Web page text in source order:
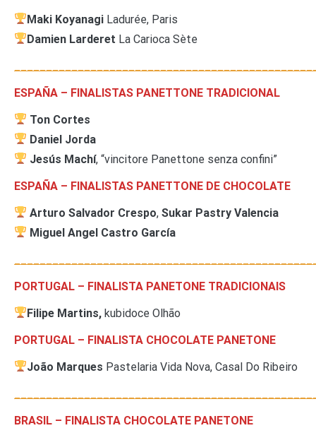
Maki Koyanagi Ladurée, Paris
Damien Larderet La Carioca Sète
ESPAÑA – FINALISTAS PANETTONE TRADICIONAL
Ton Cortes
Daniel Jorda
Jesús Machí, “vincitore Panettone senza confini”
ESPAÑA – FINALISTAS PANETTONE DE CHOCOLATE
Arturo Salvador Crespo,Sukar Pastry Valencia
Miguel Angel Castro García
PORTUGAL – FINALISTA PANETONE TRADICIONAIS
Filipe Martins,kubidoce Olhão
PORTUGAL – FINALISTA CHOCOLATE PANETONE
João Marques Pastelaria Vida Nova, Casal Do Ribeiro
BRASIL – FINALISTA CHOCOLATE PANETONE